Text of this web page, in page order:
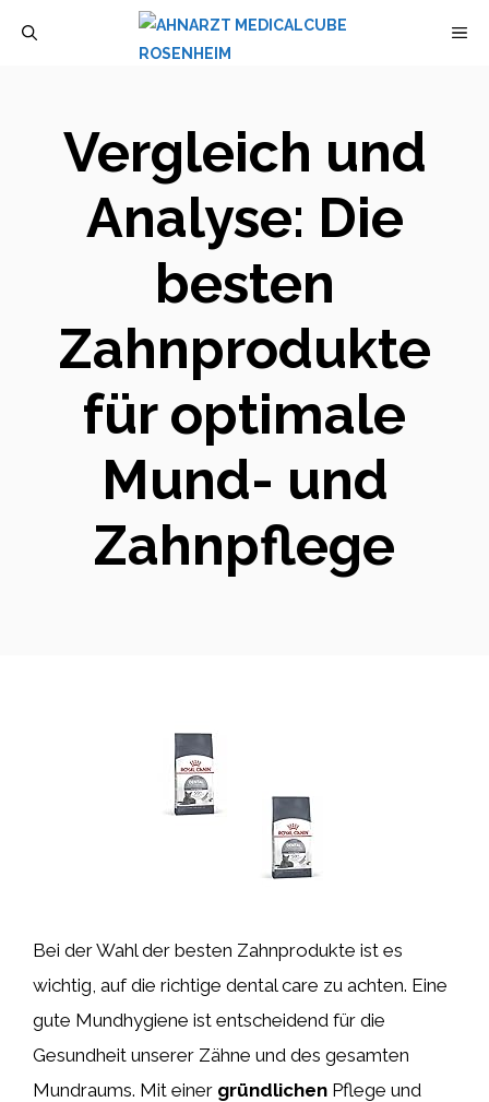
Vergleich und
Analyse: Die
besten
Zahnprodukte
für optimale
Mund- und
Zahnpflege
Bei der Wahl der besten Zahnprodukte ist es
wichtig, auf die richtige dental care zu achten. Eine
gute Mundhygiene ist entscheidend für die
Gesundheit unserer Zähne und des gesamten
Mundraums. Mit einer gründlichen Pflege und